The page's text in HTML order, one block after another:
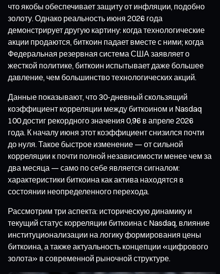
что якобы обеспечивает защиту от инфляции, подобно
золоту. Однако реальность июня 2026 года
демонстрирует другую картину: когда технологические
акции продаются, биткоин падает вместе с ними; когда
Федеральная резервная система США заявляет о
жесткой политике, биткоин испытывает даже большее
давление, чем большинство технологических акций.
Данные показывают, что 30-дневный скользящий
коэффициент корреляции между биткоином и Nasdaq
100 достиг рекордного значения 0,96 в апреле 2026
года. К началу июня этот коэффициент снизился почти
до нуля. Такое быстрое изменение — от сильной
корреляции к почти полной независимости менее чем за
два месяца — само по себе является сигналом:
характеристики биткоина как актива находятся в
состоянии неопределенного перехода.
Рассмотрим три аспекта: историческую динамику и
текущий статус корреляции биткоина с Nasdaq, влияние
институционализации на логику формирования цены
биткоина, а также актуальность концепции «цифрового
золота» в современной рыночной структуре.